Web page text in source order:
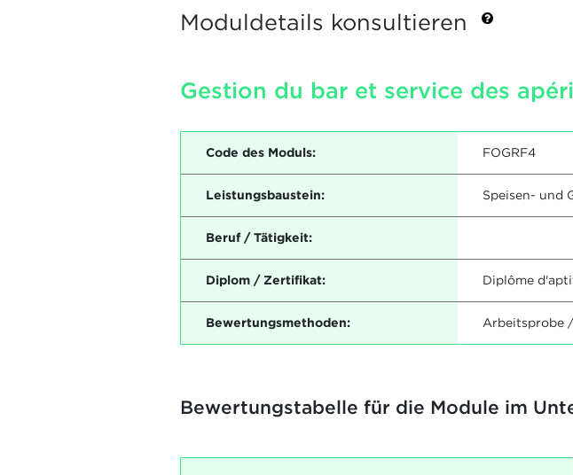
Moduldetails konsultieren
Gestion du bar et service des
Code des Moduls: FOGRF4
Leistungsbaustein: Speisen- und
Beruf / Tätigkeit:
Diplom / Zertifikat: Diplôme
Bewertungsmethoden: Arbeitsprobe
Bewertungstabelle für die Module im